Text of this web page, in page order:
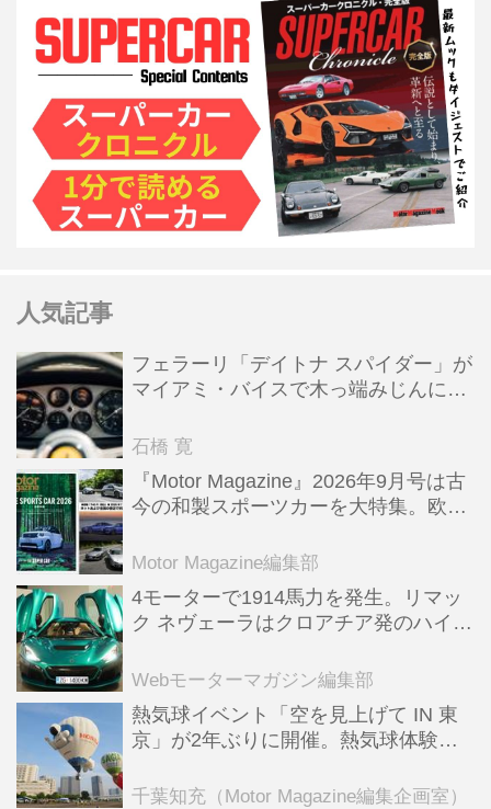
人気記事
フェラーリ「デイトナ スパイダー」が
マイアミ・バイスで木っ端みじんにな
石橋 寛
『Motor Magazine』2026年9月号は古
今の和製スポーツカーを大特集。欧州
Motor Magazine編集部
4モーターで1914馬力を発生。リマッ
ク ネヴェーラはクロアチア発のハイパ
全版／115】
Webモーターマガジン編集部
熱気球イベント「空を見上げて IN 東
京」が2年ぶりに開催。熱気球体験搭
ンテンツも
千葉知充（Motor Magazine編集企画室）